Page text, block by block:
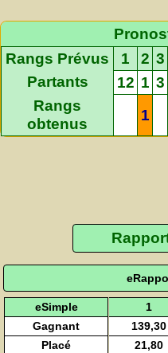
Rangs Prévus
1 2 3
Partants
12 1 3
Rangs
obtenus
1
eSimple 1
Gagnant
139,30
Placé
21,80